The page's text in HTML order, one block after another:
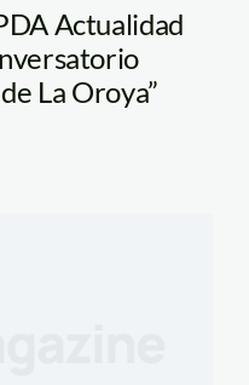
Actualidad
La Oroya”